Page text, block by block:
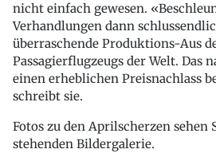
nicht einfach gewesen.
Verhandlungen dann
überraschende Produktions-Aus
Passagierflugzeugs der Welt. Das
einen erheblichen Preisnachlass
schreibt sie.
Fotos zu den Aprilscherzen sehen
stehenden Bildergalerie.